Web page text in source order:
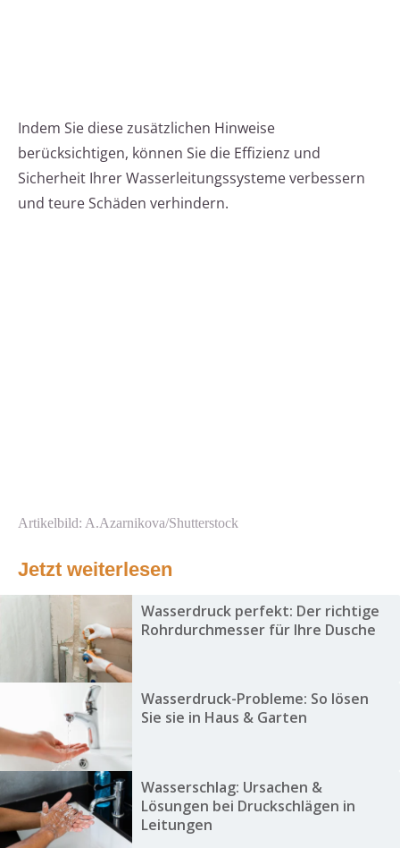
Indem Sie diese zusätzlichen Hinweise
berücksichtigen, können Sie die Effizienz und
Sicherheit Ihrer Wasserleitungssysteme verbessern
und teure Schäden verhindern.
Artikelbild: A.Azarnikova/Shutterstock
Jetzt weiterlesen
Wasserdruck perfekt: Der richtige
Rohrdurchmesser für Ihre Dusche
Wasserdruck-Probleme: So lösen
Sie sie in Haus & Garten
Wasserschlag: Ursachen &
Lösungen bei Druckschlägen in
Leitungen